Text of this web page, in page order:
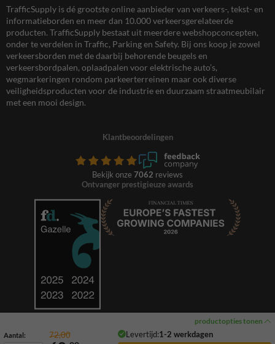
productopties tonen
Aantal: 72,00 Levertijd:1-2 werkdagen
TrafficSupply is dé grootste online aanbieder van verkeers-, tekst- en
informatieborden en meer dan 10.000 verkeersgerelateerde
producten. TrafficSupply bestaat uit meerdere webshopconcepten,
onder te verdelen in Traffic, Parking en Safety. Bij ons koop je zowel
verkeersborden met de daarbij behorende beugels en
verkeersbordpalen, oplaadpalen voor elektrische auto’s,
wegmarkeringen rondom parkeerterreinen maar ook diverse
veiligheidsproducten voor de industrie en duurzaam straatmeubilair
met een mooi design.
Klantbeoordelingen
Bekijk onze 7062 reviews
Ontvanger prestigieuze awards